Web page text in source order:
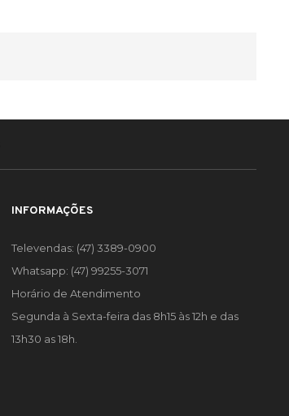
INFORMAÇÕES
Televendas: (47) 3389-0900
Whatsapp: (47) 99255-3071
Horário de Atendimento
Segunda à Sexta-feira das 8h15 às 12h e das
13h30 as 18h.